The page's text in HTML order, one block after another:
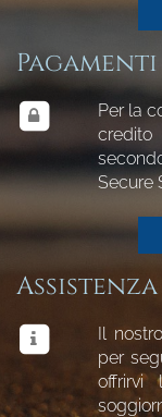
Pagamenti
Per la
credito
Secure
Il
per
offrirvi